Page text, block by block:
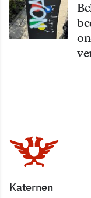
Katernen